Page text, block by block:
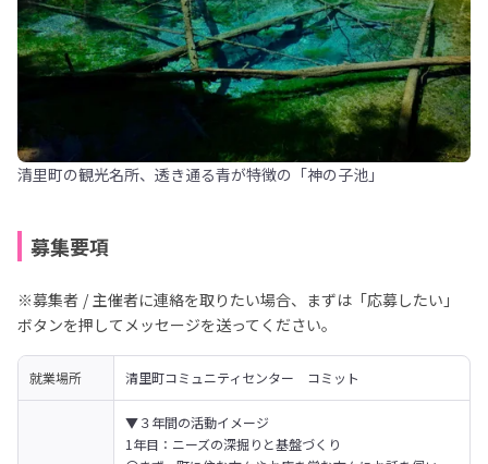
清里町の観光名所、透き通る青が特徴の「神の子池」
募集要項
※募集者 / 主催者に連絡を取りたい場合、まずは「応募したい」
ボタンを押してメッセージを送ってください。
就業場所 清里町コミュニティセンター　コミット
▼３年間の活動イメージ
1年目：ニーズの深掘りと基盤づくり